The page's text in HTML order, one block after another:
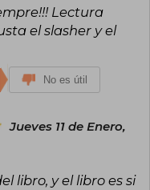
Lectura
el slasher y el
No es útil
Jueves 11 de Enero,
libro, y el libro es si